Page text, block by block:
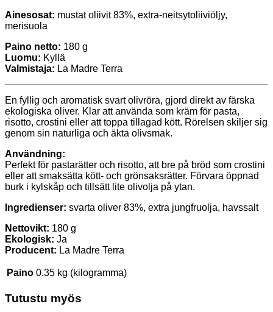
Ainesosat: mustat oliivit 83%, extra-neitsytoliiviöljy,
merisuola
Paino netto: 180 g
Luomu: Kyllä
Valmistaja: La Madre Terra
En fyllig och aromatisk svart olivröra, gjord direkt av färska
ekologiska oliver. Klar att använda som kräm för pasta,
risotto, crostini eller att toppa tillagad kött. Rörelsen skiljer sig
genom sin naturliga och äkta olivsmak.
Användning:
Perfekt för pastarätter och risotto, att bre på bröd som crostini
eller att smaksätta kött- och grönsaksrätter. Förvara öppnad
burk i kylskåp och tillsätt lite olivolja på ytan.
Ingredienser: svarta oliver 83%, extra jungfruolja, havssalt
Nettovikt: 180 g
Ekologisk: Ja
Producent: La Madre Terra
Paino 0.35 kg (kilogramma)
Tutustu myös